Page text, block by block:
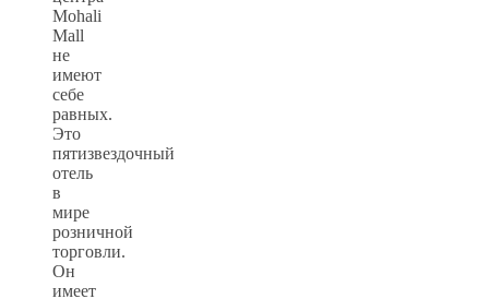
Mohali
Mall
не
имеют
себе
равных.
Это
пятизвездочный
отель
в
мире
розничной
торговли.
Он
имеет